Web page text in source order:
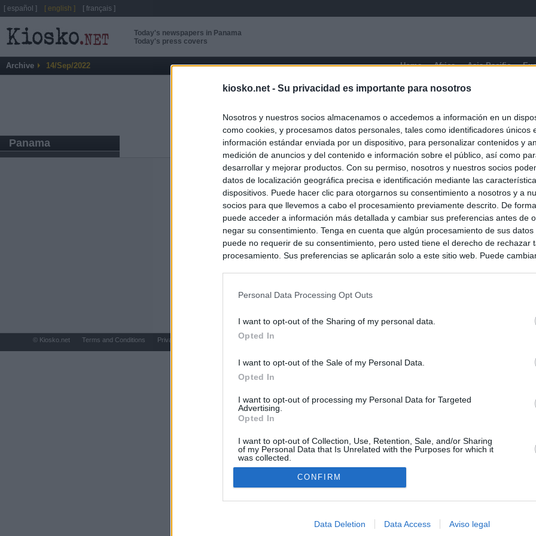
kiosko.net - Su privacidad es importante para nosotros
Nosotros y nuestros socios almacenamos o accedemos a información en un
como cookies, y procesamos datos personales, tales como identificadores únicos
información estándar enviada por un dispositivo, para personalizar contenidos y
medición de anuncios y del contenido e información sobre el público, así como
desarrollar y mejorar productos. Con su permiso, nosotros y nuestros socios
datos de localización geográfica precisa e identificación mediante las
dispositivos. Puede hacer clic para otorgarnos su consentimiento a nosotros y a
socios para que llevemos a cabo el procesamiento previamente descrito. De
puede acceder a información más detallada y cambiar sus preferencias antes de
negar su consentimiento. Tenga en cuenta que algún procesamiento de sus
puede no requerir de su consentimiento, pero usted tiene el derecho de rechazar
procesamiento. Sus preferencias se aplicarán solo a este sitio web. Puede
Personal Data Processing Opt Outs
I want to opt-out of the Sharing of my personal data.
Opted In
I want to opt-out of the Sale of my Personal Data.
Opted In
I want to opt-out of processing my Personal Data for Targeted
Advertising.
Opted In
I want to opt-out of Collection, Use, Retention, Sale, and/or Sharing
of my Personal Data that Is Unrelated with the Purposes for which it
was collected.
Opted In
CONFIRM
Data Deletion Data Access Aviso legal
Today's newspapers in Panama
Today's press covers
Archive 14/Sep/2022 Home Africa Asia-Pacific
Panama
ABOUT KIOSKO.NET
Kiosko.net
is a visual daily press directory that gives access to the world's largest news
sites and displays a readable image taken from today's frontpage cover of each
newspaper.
[ español ] [ english ] [ français ]
© Kiosko.net Terms and Conditions Privacy and Cookies